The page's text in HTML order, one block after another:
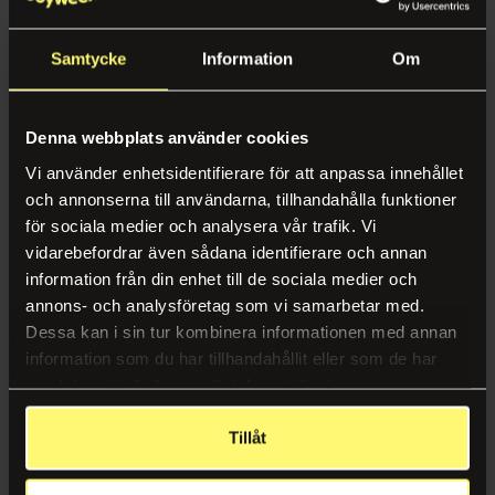
Samtycke Information Om
Denna webbplats använder cookies
Vi använder enhetsidentifierare för att anpassa innehållet
och annonserna till användarna, tillhandahålla funktioner
för sociala medier och analysera vår trafik. Vi
vidarebefordrar även sådana identifierare och annan
information från din enhet till de sociala medier och
annons- och analysföretag som vi samarbetar med.
Dessa kan i sin tur kombinera informationen med annan
information som du har tillhandahållit eller som de har
samlat in när du har använt deras tjänster.
Tillåt
Läs mer
Säsong för nya ideér!